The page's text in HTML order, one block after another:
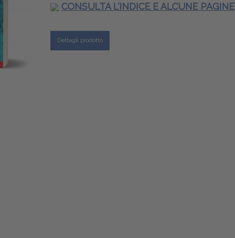
CONSULTA L'INDICE E ALCUNE PAGINE
Dettagli prodotto